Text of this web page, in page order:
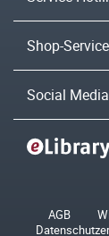
Shop-Service
Social Media
AGB